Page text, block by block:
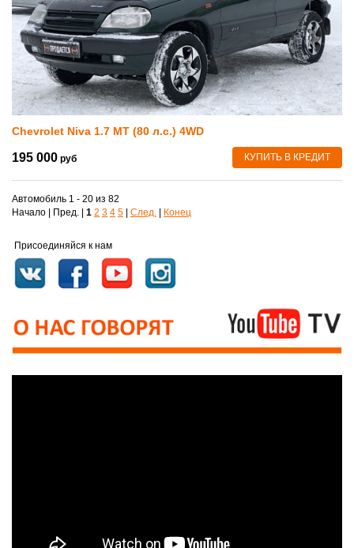
Chevrolet Niva 1.7 MT (80 л.с.) 4WD
195 000 руб КУПИТЬ В КРЕДИТ
Автомобиль 1 - 20 из 82
Начало | Пред. | 1 2 3 4 5 След. Конец
Присоединяйся к нам